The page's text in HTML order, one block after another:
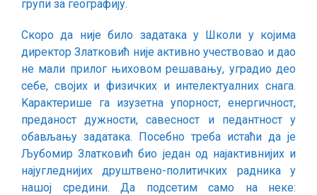
групи за географију.
Скоро да није било задатака у Школи у којима
директор Златковић није активно учествовао и дао
не мали прилог њиховом решавању, уградио део
себе, својих и физичких и интелектуалних снага.
Kарактерише га изузетна упорност, енергичност,
преданост дужности, савесност и педантност у
обављању задатака. Посебно треба истаћи да је
Љубомир Златковић био један од најактивнијих и
најугледнијих друштвено-политичких радника у
нашој средини. Да подсетим само на неке: